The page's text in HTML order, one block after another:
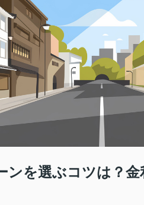
ンを選ぶコツは？